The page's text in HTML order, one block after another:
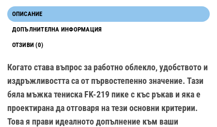
ОПИСАНИЕ
ДОПЪЛНИТЕЛНА ИНФОРМАЦИЯ
ОТЗИВИ (0)
Когато става въпрос за работно облекло, удобството и
издръжливостта са от първостепенно значение. Тази
бяла мъжка тениска FK-219 пике с къс ръкав и яка е
проектирана да отговаря на тези основни критерии.
Това я прави идеалното допълнение към ваши